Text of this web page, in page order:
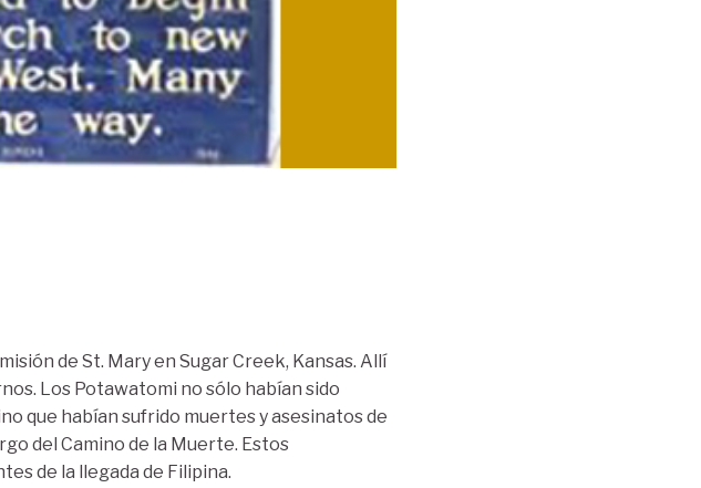
de St. Mary en Sugar Creek, Kansas. Allí
Los Potawatomi no sólo habían sido
que habían sufrido muertes y asesinatos de
del Camino de la Muerte. Estos
de la llegada de Filipina.